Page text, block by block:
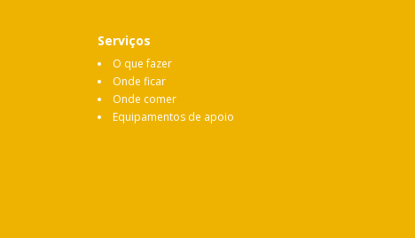
Serviços
O que fazer
Onde ficar
Onde comer
Equipamentos de apoio